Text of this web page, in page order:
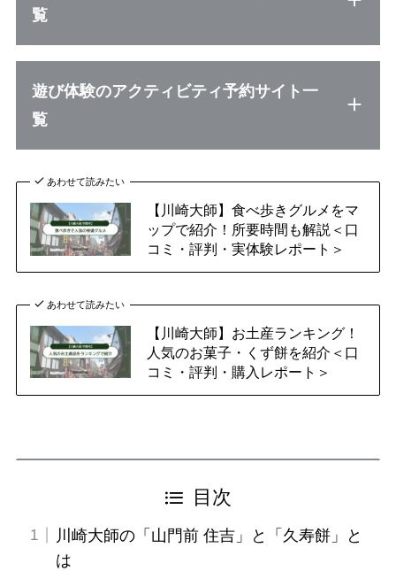
覧
遊び体験のアクティビティ予約サイト一
覧
あわせて読みたい
【川崎大師】食べ歩きグルメをマ
ップで紹介！所要時間も解説＜口
コミ・評判・実体験レポート＞
あわせて読みたい
【川崎大師】お土産ランキング！
人気のお菓子・くず餅を紹介＜口
コミ・評判・購入レポート＞
目次
川崎大師の「山門前 住吉」と「久寿餅」と
は